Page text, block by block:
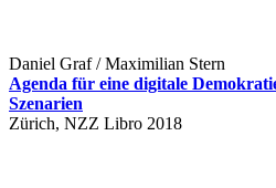
Daniel Graf / Maximilian Stern
Agenda für eine digitale
Szenarien
Zürich, NZZ Libro 2018